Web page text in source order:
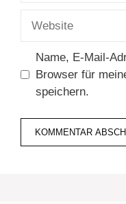
Name, E-Mail-
Browser für
speichern.